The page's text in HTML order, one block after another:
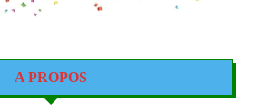
A PROPOS